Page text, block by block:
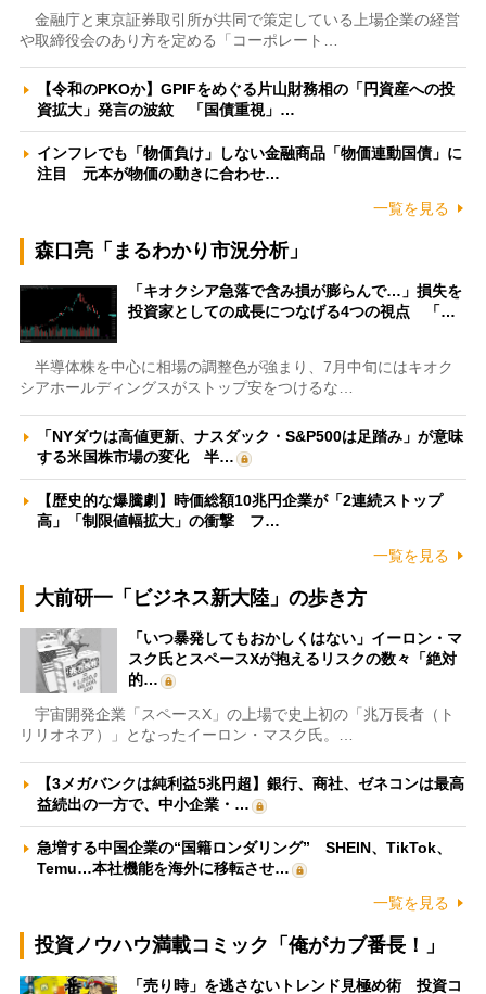
金融庁と東京証券取引所が共同で策定している上場企業の経営
や取締役会のあり方を定める「コーポレート…
【令和のPKOか】GPIFをめぐる片山財務相の「円資産への投
資拡大」発言の波紋 「国債重視」…
インフレでも「物価負け」しない金融商品「物価連動国債」に
注目 元本が物価の動きに合わせ…
一覧を見る
森口亮「まるわかり市況分析」
「キオクシア急落で含み損が膨らんで…」損失を
投資家としての成長につなげる4つの視点 「…
半導体株を中心に相場の調整色が強まり、7月中旬にはキオク
シアホールディングスがストップ安をつけるな…
「NYダウは高値更新、ナスダック・S&P500は足踏み」が意味
する米国株市場の変化 半…
【歴史的な爆騰劇】時価総額10兆円企業が「2連続ストップ
高」「制限値幅拡大」の衝撃 フ…
一覧を見る
大前研一「ビジネス新大陸」の歩き方
「いつ暴発してもおかしくはない」イーロン・マ
スク氏とスペースXが抱えるリスクの数々「絶対
的…
宇宙開発企業「スペースX」の上場で史上初の「兆万長者（ト
リリオネア）」となったイーロン・マスク氏。…
【3メガバンクは純利益5兆円超】銀行、商社、ゼネコンは最高
益続出の一方で、中小企業・…
急増する中国企業の“国籍ロンダリング” SHEIN、TikTok、
Temu…本社機能を海外に移転させ…
一覧を見る
投資ノウハウ満載コミック「俺がカブ番長！」
「売り時」を逃さないトレンド見極め術 投資コ